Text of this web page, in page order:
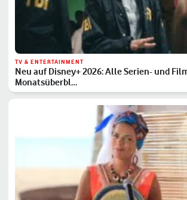
TV & ENTERTAINMENT
Neu auf Disney+ 2026: Alle Serien- und
Monatsüberbl…